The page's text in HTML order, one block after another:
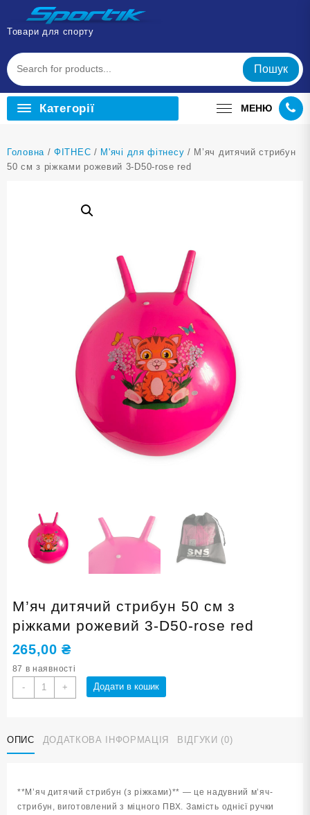
Перейти
вмісту
Товари для спорту
Пошук
Категорії МЕНЮ
Головна /ФІТНЕС / М'ячі для фітнесу / М’яч дитячий стрибун
50 см з ріжками рожевий 3-D50-rose red
М’яч дитячий стрибун 50 см з
ріжками рожевий 3-D50-rose red
265,00₴
87 в наявності
-
М'яч
дитячий
см
з
+ Додати в кошик
ОПИС ДОДАТКОВА ІНФОРМАЦІЯ ВІДГУКИ (0)
**М’яч дитячий стрибун (з ріжками)** — це надувний м’яч-
стрибун, виготовлений з міцного ПВХ. Замість однієї ручки